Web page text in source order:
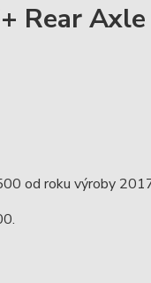
Rear
od roku výroby